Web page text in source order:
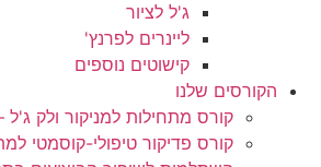
ג'ל לציור
ליינרים לפרנץ'
קישוטים נוספים
הקורסים שלנו
קורס מתחילות למניקור ולק ג'ל
קורס פדיקור טיפולי-קוסמטי